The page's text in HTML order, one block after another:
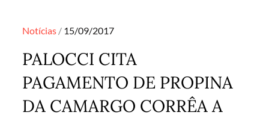
Notícias Posted
15/09/2017
PALOCCI CITA
PAGAMENTO DE PROPINA
DA CAMARGO CORRÊA A